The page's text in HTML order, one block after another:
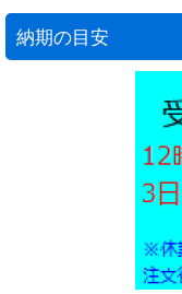
納期の目安